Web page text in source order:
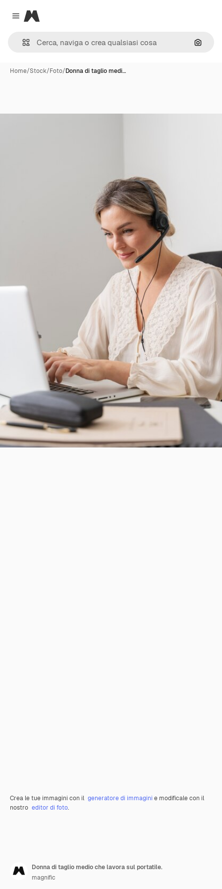
Close menu
Magnific
Cerca
Home/Stock/Foto/Donna di taglio medi…
Crea le tue immagini con il generatore di immagini e modificale con il
nostro editor di foto.
Donna di taglio medio che lavora sul portatile.
magnific